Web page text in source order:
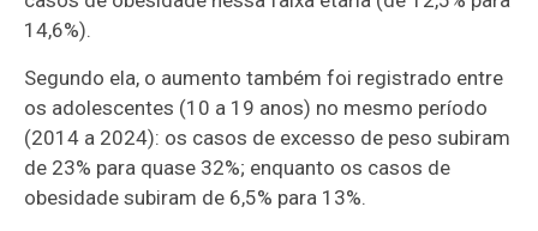
14,6%).
Segundo ela, o aumento também foi registrado entre
os adolescentes (10 a 19 anos) no mesmo período
(2014 a 2024): os casos de excesso de peso subiram
de 23% para quase 32%; enquanto os casos de
obesidade subiram de 6,5% para 13%.